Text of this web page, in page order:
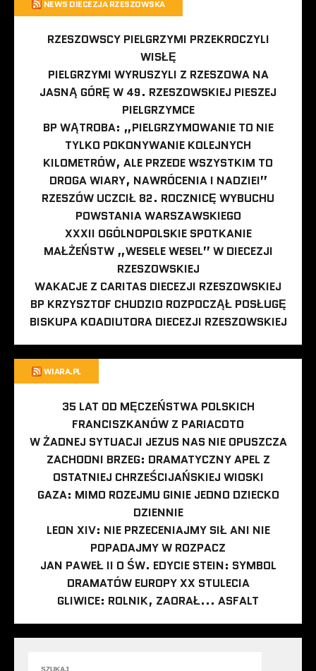
NEWS DIECEZJA RZESZOWSKA
RZESZOWSCY PIELGRZYMI PRZEKROCZYLI
WISŁĘ
PIELGRZYMI WYRUSZYLI Z RZESZOWA NA
JASNĄ GÓRĘ W 49. RZESZOWSKIEJ PIESZEJ
PIELGRZYMCE
BP WĄTROBA: „PIELGRZYMOWANIE TO NIE
TYLKO POKONYWANIE KOLEJNYCH
KILOMETRÓW, ALE PRZEDE WSZYSTKIM TO
DROGA WIARY, NAWRÓCENIA I NADZIEI”
RZESZÓW UCZCIŁ 82. ROCZNICĘ WYBUCHU
POWSTANIA WARSZAWSKIEGO
XXXII OGÓLNOPOLSKIE SPOTKANIE
MAŁŻEŃSTW „WESELE WESEL” W DIECEZJI
RZESZOWSKIEJ
WAKACJE Z CARITAS DIECEZJI RZESZOWSKIEJ
BP KRZYSZTOF CHUDZIO ROZPOCZĄŁ POSŁUGĘ
BISKUPA KOADIUTORA DIECEZJI RZESZOWSKIEJ
WIARA.PL
35 LAT OD MĘCZEŃSTWA POLSKICH
FRANCISZKANÓW Z PARIACOTO
W ŻADNEJ SYTUACJI JEZUS NAS NIE OPUSZCZA
ZACHODNI BRZEG: DRAMATYCZNY APEL Z
OSTATNIEJ CHRZEŚCIJAŃSKIEJ WIOSKI
GAZA: MIMO ROZEJMU GINIE JEDNO DZIECKO
DZIENNIE
LEON XIV: NIE PRZECENIAJMY SIŁ ANI NIE
POPADAJMY W ROZPACZ
JAN PAWEŁ II O ŚW. EDYCIE STEIN: SYMBOL
DRAMATÓW EUROPY XX STULECIA
GLIWICE: ROLNIK, ZAORAŁ... ASFALT